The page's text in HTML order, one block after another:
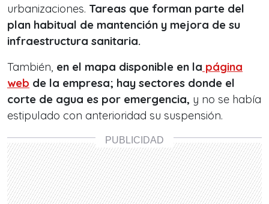
urbanizaciones. Tareas que forman parte del
plan habitual de mantención y mejora de su
infraestructura sanitaria.
También, en el mapa disponible en la página
web de la empresa; hay sectores donde el
corte de agua es por emergencia, y no se había
estipulado con anterioridad su suspensión.